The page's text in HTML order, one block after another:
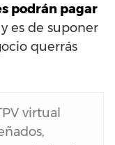
podrán pagar
y es de suponer
querrás
virtual